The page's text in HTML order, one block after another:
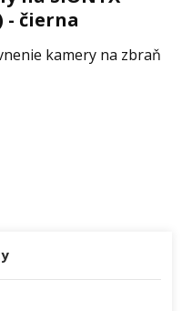
- čierna
kamery na zbraň